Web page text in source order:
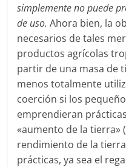
simplemente no puede
de uso. Ahora bien, la
necesarios de tales
productos agrícolas
partir de una masa de
menos totalmente
coerción si los
emprendieran
«aumento de la tierra»
rendimiento de la
prácticas, ya sea el